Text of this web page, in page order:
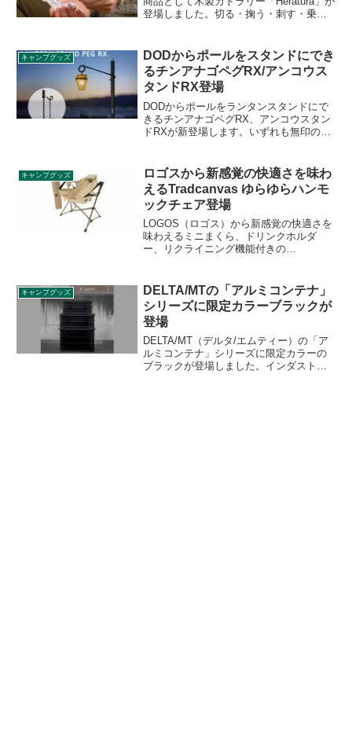
登場しました。切る・掬う・刺す・乗せ
マルチ木製カトラリーです。詳細をレビ
ューします。
キャンプグッズ
DODからポールをスタンドにでき
るチンアナゴペグRX/アンコウス
タンドRX登場
DODからポールをランタンスタンドにで
きるチンアナゴペグRX、アンコウスタン
ドRXが新登場します。いずれも無印のチ
モデルで商品性はどう改善されたのでし
ょうか。詳細をレビューします。
キャンプグッズ
ロゴスから新感覚の快適さを味わ
えるTradcanvas ゆらゆらハンモ
ックチェア登場
LOGOS（ロゴス）から新感覚の快適さを
味わえるミニまくら、ドリンクホルダ
ー、リクライニング機能付きの
解できる組立て式で、コンパクトに収納
可能です。詳細をレビューします。
キャンプグッズ
DELTA/MTの「アルミコンテナ」
シリーズに限定カラーブラックが
登場
DELTA/MT（デルタ/エムティー）の「ア
ルミコンテナ」シリーズに限定カラーの
ブラックが登場しました。インダストリ